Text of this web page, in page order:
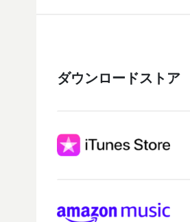
ダウンロードストア